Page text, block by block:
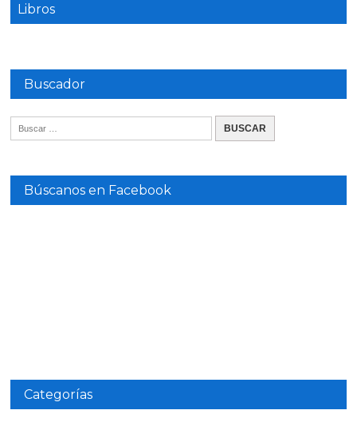
Libros
Buscador
Búscanos en Facebook
Categorías